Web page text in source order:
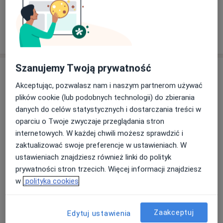
4. Wystawiam skierowania na badania dodatkowe i do
szpitala
5. Stawiam diagnozę ostateczną
6. Zlecam odpowiednią farmakoterapię, fizykoterapię
Posiadam podstawowy sprzęt neurologiczny.
Pacjent nie wymaga specjalnego przygotowania do
badania.
W procesie formułowania trafnej diagnozy oraz w
doborze odpowiednich metod i środków leczenia
kieruję się najnowszymi danymi i wytycznymi
zawartymi w literaturze polskiej i obcojęzycznej. Na
bieżąco aktualizuję wiedzę z zakresu diagnostyki i
leczenia chorób układu nerwowego.
W Dolmedzie istnieje możliwość rozszerzenia mojej
Pokaż więcej
Aktualności
lek. Aneta Alexewicz
Legnicka 40, 53-674 Wrocław
DCM DOLMED
30/04/2025
Szanujemy Twoją prywatność
Akceptując, pozwalasz nam i naszym partnerom używać
plików cookie (lub podobnych technologii) do zbierania
danych do celów statystycznych i dostarczania treści w
oparciu o Twoje zwyczaje przeglądania stron
internetowych. W każdej chwili możesz sprawdzić i
zaktualizować swoje preferencje w ustawieniach. W
ustawieniach znajdziesz również linki do polityk
prywatności stron trzecich. Więcej informacji znajdziesz
w polityka cookies
Edytuj ustawienia Zaakceptuj